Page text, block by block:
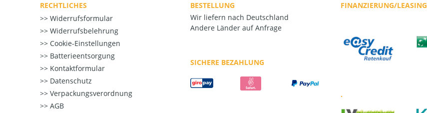
RECHTLICHES
Widerrufsformular
Widerrufsbelehrung
Cookie-Einstellungen
Batterieentsorgung
Kontaktformular
Datenschutz
Verpackungsverordnung
AGB
BESTELLUNG
Wir liefern nach Deutschland
Andere Länder auf Anfrage
SICHERE BEZAHLUNG
FINANZIERUNG/LEASING
.